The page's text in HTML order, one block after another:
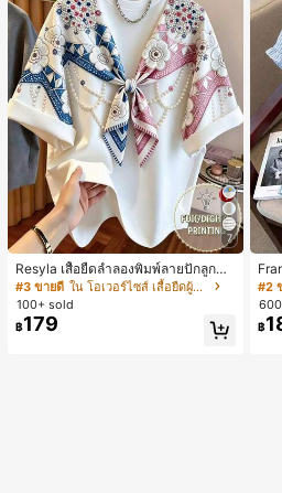
7
Resyla เสื้อยืดลำลองพิมพ์ลายปักลูกปัด
รูปโบว์ขนาดใหญ่สำหรับผู้หญิง
#3 ขายดี
ใน โอเวอร์ไซส์ เสื้อยืดผู้หญิง
100+ sold
฿179
ยก
#2
฿